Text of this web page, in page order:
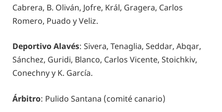
Cabrera, B. Oliván, Jofre, Král, Gragera, Carlos
Romero, Puado y Veliz.
Deportivo Alavés: Sivera, Tenaglia, Seddar, Abqar,
Sánchez, Guridi, Blanco, Carlos Vicente, Stoichkiv,
Conechny y K. García.
Árbitro: Pulido Santana (comité canario)